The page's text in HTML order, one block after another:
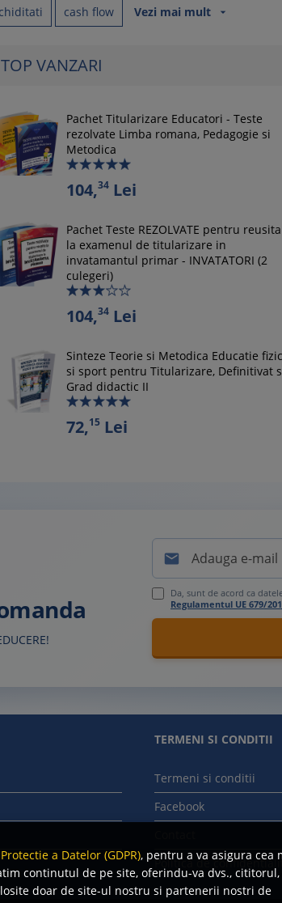
a Datelor (GDPR), pentru a va asigura cea
continutul de pe site, oferindu-va dvs., cititorul,
doar de site-ul nostru si partenerii nostri de
cash flow Vezi mai mult arrow_drop_down
TOP VANZARI
Pachet Titularizare Educatori - Teste
rezolvate Limba romana, Pedagogie si
Metodica
104,34Lei
Pachet Teste REZOLVATE pentru reusita
la examenul de titularizare in
invatamantul primar - INVATATORI (2
culegeri)
104,34Lei
Sinteze Teorie si Metodica Educatie
si sport pentru Titularizare, Definitivat
Grad didactic II
72,15Lei

Da, sunt de acord ca
Regulamentul UE 679/
TERMENI SI CONDITII
Termeni si conditii
Facebook
Politica de